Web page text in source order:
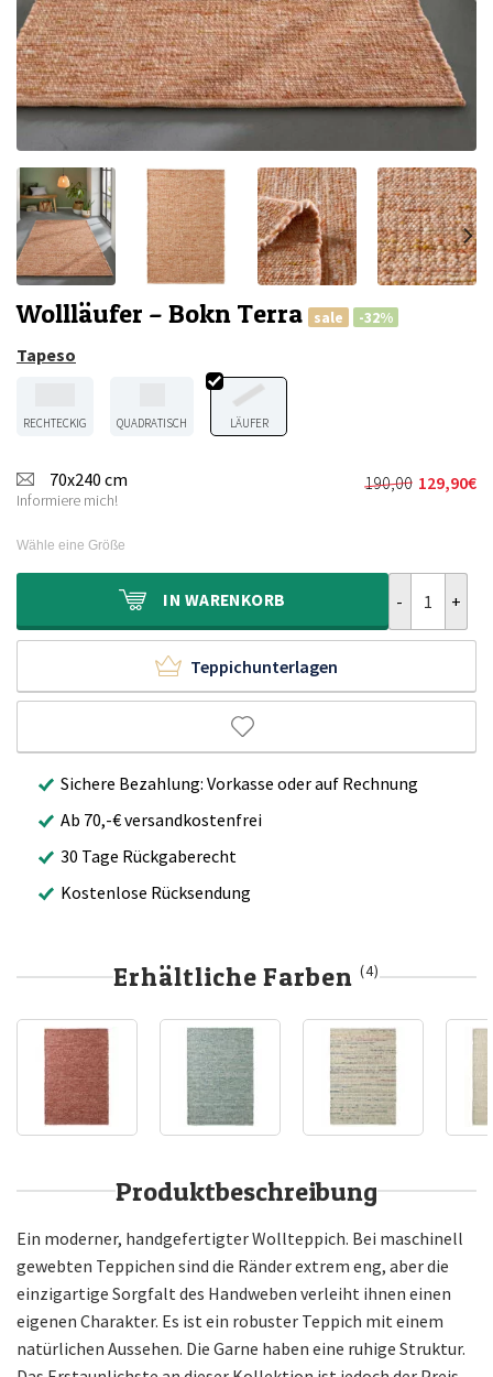
Wollläufer – Bokn Terra sale -32%
Tapeso
RECHTECKIG QUADRATISCH LÄUFER
70x240 cm
Informiere mich!
190,00 129,90€
Aktueller
Wähle eine Größe
IN WARENKORB
Teppichunterlagen
Sichere Bezahlung: Vorkasse oder auf Rechnung
Ab 70,-€ versandkostenfrei
30 Tage Rückgaberecht
Kostenlose Rücksendung
Erhältliche Farben(4)
Produktbeschreibung
Ein moderner, handgefertigter Wollteppich. Bei maschinell
gewebten Teppichen sind die Ränder extrem eng, aber die
einzigartige Sorgfalt des Handweben verleiht ihnen einen
eigenen Charakter. Es ist ein robuster Teppich mit einem
natürlichen Aussehen. Die Garne haben eine ruhige Struktur.